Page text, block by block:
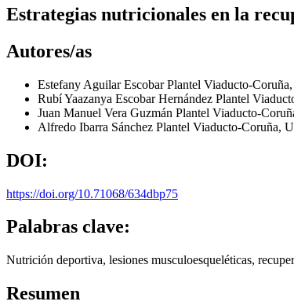
Estrategias nutricionales en la
Autores/as
Estefany Aguilar EscobarPlantel Viaducto-
Rubí Yaazanya Escobar Hernández Plantel
Juan Manuel Vera Guzmán Plantel Viaducto-
Alfredo Ibarra Sánchez Plantel Viaducto-Coruña,
DOI:
https://doi.org/10.71068/634dbp75
Palabras clave:
Nutrición deportiva, lesiones musculoesqueléticas,
Resumen